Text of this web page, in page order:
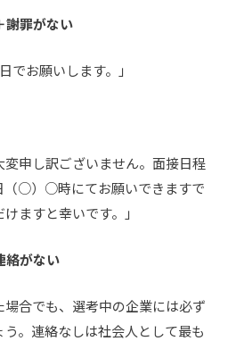
謝罪がない
お願いします。」
申し訳ございません。面接日程
○）○時にてお願いできますで
ますと幸いです。」
絡がない
合でも、選考中の企業には必ず
。連絡なしは社会人として最も